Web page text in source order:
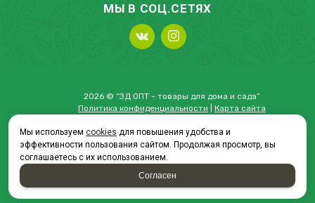
МЫ В СОЦ.СЕТЯХ
2026 © “ЗД ОПТ - товары для дома и сада”
Политика конфиденциальности
Карта сайта
Мы используем cookies для повышения удобства и
эффективности пользования сайтом. Продолжая просмотр, вы
соглашаетесь с их использованием.
Согласен